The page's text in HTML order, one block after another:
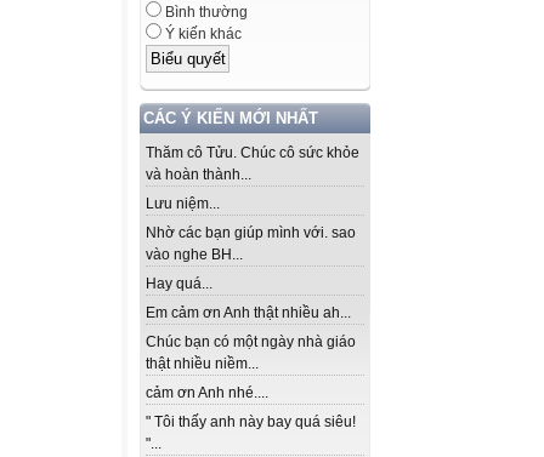
Bình thường
Ý kiến khác
CÁC Ý KIẾN MỚI NHẤT
Thăm cô Tửu. Chúc cô sức khỏe
và hoàn thành...
Lưu niệm...
Nhờ các bạn giúp mình với. sao
vào nghe BH...
Hay quá...
Em cảm ơn Anh thật nhiều ah...
Chúc bạn có một ngày nhà giáo
thật nhiều niềm...
cảm ơn Anh nhé....
" Tôi thấy anh này bay quá siêu!
"...